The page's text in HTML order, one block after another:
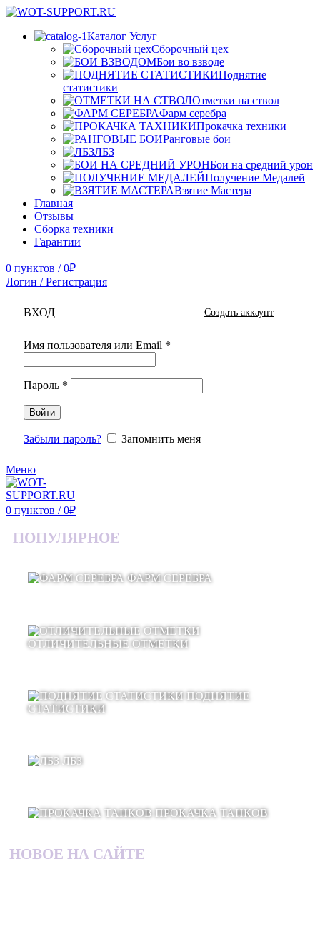
Каталог Услуг
Сборочный цех
Бои во взводе
Поднятие
статистики
Отметки на ствол
Фарм серебра
Прокачка техники
Ранговые бои
ЛБЗ
Бои на средний урон
Получение Медалей
Взятие Мастера
Главная
Отзывы
Сборка техники
Гарантии
0 пунктов / 0₽
Логин / Регистрация
ВХОД Создать аккаунт
Имя пользователя или Email *
Пароль *
Войти
Забыли пароль? Запомнить меня
Меню
0 пунктов / 0₽
ПОПУЛЯРНОЕ
ФАРМ СЕРЕБРА
ОТЛИЧИТЕЛЬНЫЕ ОТМЕТКИ
ПОДНЯТИЕ
СТАТИСТИКИ
ЛБЗ
ПРОКАЧКА ТАНКОВ
НОВОЕ НА САЙТЕ